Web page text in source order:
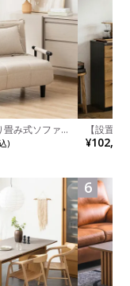
み式ソファ
ト リクライ
タイル 省ス
)
【設置
チンカウ
板 引き出
れ ウッデ
ル グレー
6